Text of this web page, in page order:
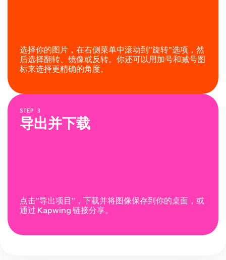
选择你的图片，在右侧菜单中滚动到"旋转"选项，然
后选择翻转、镜像或反转。你还可以用加号和减号图
标来选择更精确的角度。
STEP 3
导出并下载
点击"导出项目"，下载并将图像保存到你的桌面，或
通过 Kapwing 链接分享。